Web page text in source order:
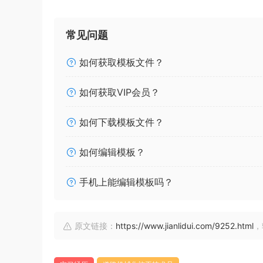
常见问题
如何获取模板文件？
如何获取VIP会员？
如何下载模板文件？
如何编辑模板？
手机上能编辑模板吗？
原文链接： https://www.jianlidui.com/9252.html